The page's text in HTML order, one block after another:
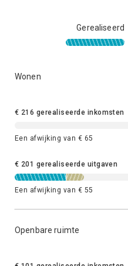
Gerealiseerd
Wonen
€ 216 gerealiseerde inkomsten
Een afwijking van € 65
€ 201 gerealiseerde uitgaven
Een afwijking van € 55
Openbare ruimte